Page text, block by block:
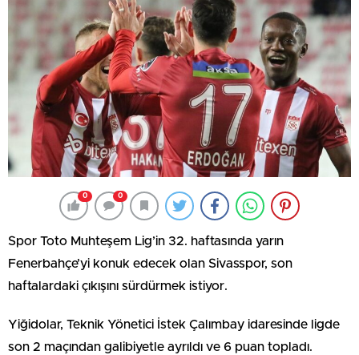
0 0
Spor Toto Muhteşem Lig’in 32. haftasında yarın
Fenerbahçe’yi konuk edecek olan Sivasspor, son
haftalardaki çıkışını sürdürmek istiyor.
Yiğidolar, Teknik Yönetici İstek Çalımbay idaresinde ligde
son 2 maçından galibiyetle ayrıldı ve 6 puan topladı.